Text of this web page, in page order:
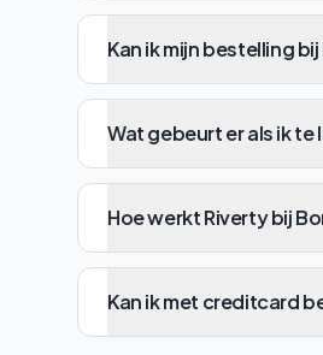
Kan ik mijn bestelling
Wat gebeurt er als ik
Hoe werkt Riverty bij
Kan ik met creditcard